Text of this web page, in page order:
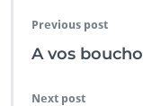
Previous post
A vos
Next post